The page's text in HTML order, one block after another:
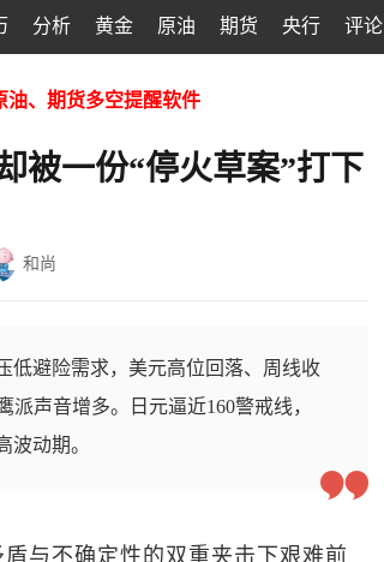
分析 黄金 原油 期货 央行 评论
油、期货多空提醒软件
被一份“停火草案”打下
和尚
低避险需求，美元高位回落、周线收
声音增多。日元逼近160警戒线，
动期。
盾与不确定性的双重夹击下艰难前